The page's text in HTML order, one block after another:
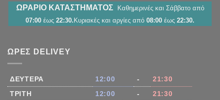
ΩΡΑΡΙΟ ΚΑΤΑΣΤΗΜΑΤΟΣ
Καθημερινές και Σάββατο από
07:00 έως 22:30.Κυριακές και αργίες από 08:00 έως 22:30.
ΏΡΕΣ DELIVEY
ΔΕΥΤΈΡΑ 12:00 -
21:30
ΤΡΊΤΗ
12:00 -
21:30